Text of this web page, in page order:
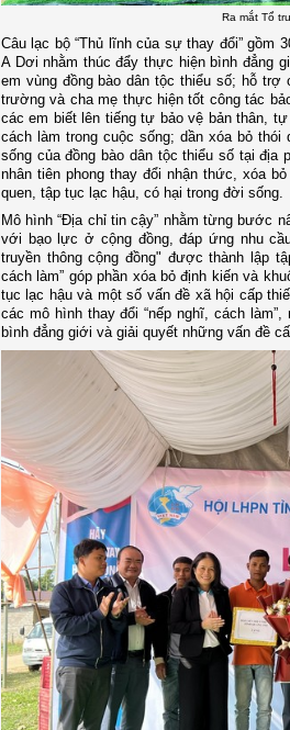
Ra mắt Tổ
Câu lạc bộ “Thủ lĩnh của sự thay đổi” gồm
A Dơi nhằm thúc đẩy thực hiện bình đẳng
em vùng đồng bào dân tộc thiểu số; hỗ trợ
trường và cha mẹ thực hiện tốt công tác
các em biết lên tiếng tự bảo vệ bản thân,
cách làm trong cuộc sống; dần xóa bỏ
sống của đồng bào dân tộc thiểu số tại
nhân tiên phong thay đổi nhận thức, xóa
quen, tập tục lạc hậu, có hại trong đời sống.
Mô hình “Địa chỉ tin cậy” nhằm từng bước
với bạo lực ở cộng đồng, đáp ứng nhu
truyền thông cộng đồng" được thành lập
cách làm” góp phần xóa bỏ định kiến và
tục lạc hậu và một số vấn đề xã hội cấp
các mô hình thay đổi “nếp nghĩ, cách
bình đẳng giới và giải quyết những vấn đề